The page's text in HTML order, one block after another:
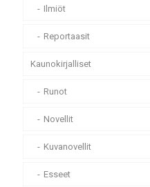
Ilmiöt
Reportaasit
Kaunokirjalliset
Runot
Novellit
Kuvanovellit
Esseet